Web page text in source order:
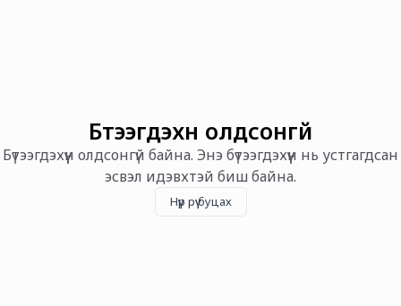
Бүтээгдэхүүн олдсонгүй
Бүтээгдэхүүн олдсонгүй байна. Энэ бүтээгдэхүүн нь устгагдсан
эсвэл идэвхтэй биш байна.
Нүүр рүү буцах